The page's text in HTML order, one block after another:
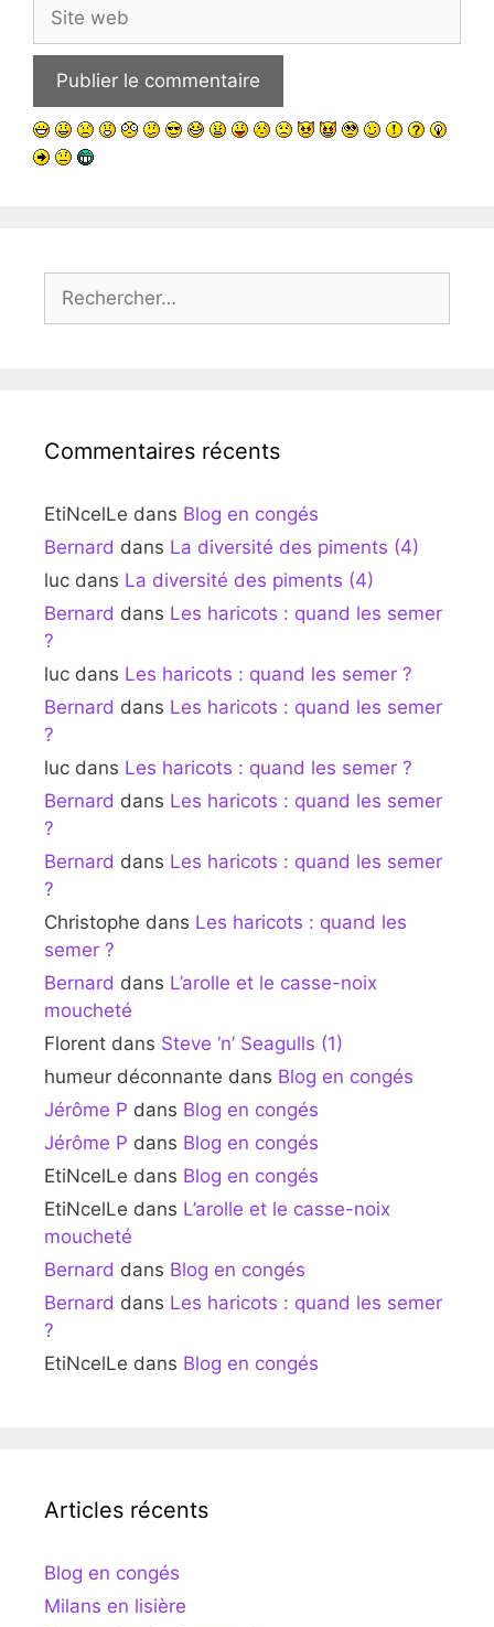
Site
web
Rechercher :
Commentaires récents
EtiNcelLe dans Blog en congés
Bernard dans La diversité des piments (4)
luc dans La diversité des piments (4)
Bernard dans Les haricots : quand les semer
?
luc dans Les haricots : quand les semer ?
Bernard dans Les haricots : quand les semer
?
luc dans Les haricots : quand les semer ?
Bernard dans Les haricots : quand les semer
?
Bernard dans Les haricots : quand les semer
?
Christophe dans Les haricots : quand les
semer ?
Bernard dans L’arolle et le casse-noix
moucheté
Florent dans Steve ‘n’ Seagulls (1)
humeur déconnante dans Blog en congés
Jérôme P dans Blog en congés
Jérôme P dans Blog en congés
EtiNcelLe dans Blog en congés
EtiNcelLe dans L’arolle et le casse-noix
moucheté
Bernard dans Blog en congés
Bernard dans Les haricots : quand les semer
?
EtiNcelLe dans Blog en congés
Articles récents
Blog en congés
Milans en lisière